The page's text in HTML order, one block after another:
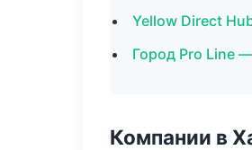
Yellow Direct
Город Pro Line
Компании в